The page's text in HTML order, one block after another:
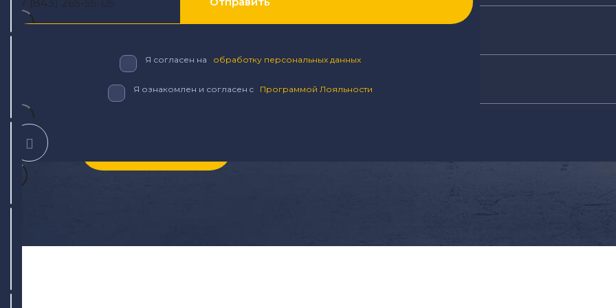
гарантия на все виды работ
сертифицированные мастера по ремонту авто
Стоимость
+7 (843) 265-25-55
Написать
ул. Дементьева, 74
+7 (843) 265-25-88
Написать
Выхлопная система
Я согласен на обработку персональных данных
Я ознакомлен и согласен c Программой Лояльности
×
+7 (843) 265-55-05